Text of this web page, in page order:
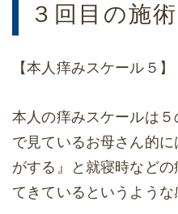
３回目の施
【本人痒みスケール５】
本人の痒みスケールは
で見ているお母さん的
がする』と就寝時など
てきているというような